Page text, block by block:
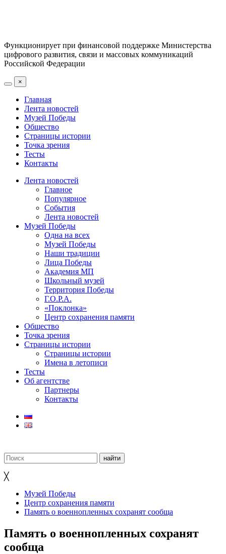
Функционирует при финансовой поддержке Министерства
цифрового развития, связи и массовых коммуникаций
Российской Федерации
×
Главная
Лента новостей
Музей Победы
Общество
Страницы истории
Точка зрения
Тесты
Контакты
Лента новостей
Главное
Популярное
События
Лента новостей
Музей Победы
Одна на всех
Музей Победы
Наши традиции
Лица Победы
Академия МП
Школьный музей
Территория Победы
Г.О.Р.А.
«Поклонка»
Центр сохранения памяти
Общество
Точка зрения
Страницы истории
Страницы истории
Имена в летописи
Тесты
Об агентстве
Партнеры
Контакты
╳
Музей Победы
Центр сохранения памяти
Память о военнопленных сохранят сообща
Память о военнопленных сохранят
сообща